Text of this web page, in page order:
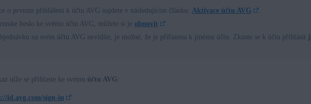
o prvním přihlášení k účtu AVG najdete v následujícím článku: Aktivace účtu AVG
.
heslo ke svému účtu AVG, můžete si je obnovit
.
na svém účtu AVG nevidíte, je možné, že je přiřazena k jinému účtu. Zkuste se k účtu přihlásit
níže se přihlaste ke svému účtu AVG
id.avg.com/sign-in